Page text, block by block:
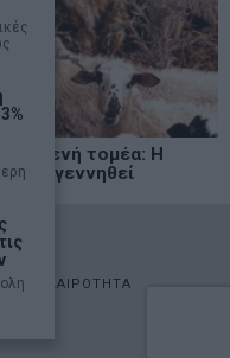
τομέα: Η
ξαναγεννηθεί
ΕΠΙΚΑΙΡΟΤΗΤΑ